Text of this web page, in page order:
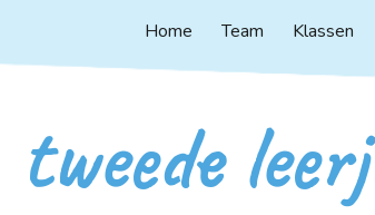
Home Team Klassen
tweede